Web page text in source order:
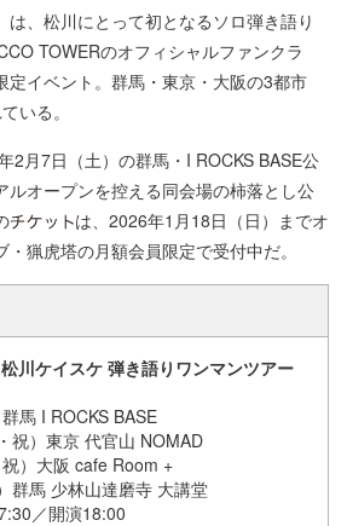
は、松川にとって初となるソロ弾き語り
TOWERのオフィシャルファンクラ
定イベント。群馬・東京・大阪の3都市
いる。
2月7日（土）の群馬・I ROCKS BASE公
ルオープンを控える同会場の柿落とし公
は、2026年1月18日（日）までオ
猟虎塔の月額会員限定で受付中だ。
川ケイスケ 弾き語りワンマンツアー
馬 I ROCKS BASE
祝）東京 代官山 NOMAD
）大阪 cafe Room +
群馬 少林山達磨寺 大講堂
／開演18:00